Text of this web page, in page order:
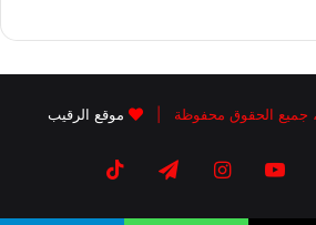
موقع الرقيب
يوتيوب انستقرام تيلقرام